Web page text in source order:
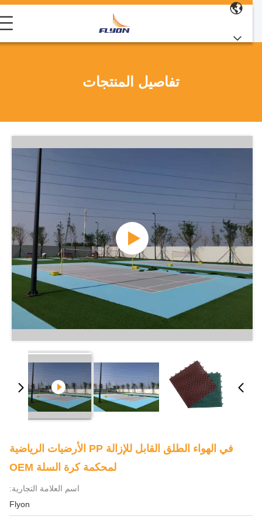
تفاصيل المنتجات
في الهواء الطلق القابل للإزالة PP الأرضيات الرياضية
لمحكمة كرة السلة OEM
اسم العلامة التجارية:
Flyon